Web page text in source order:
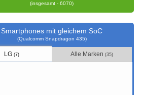
(insgesamt - 6070)
Smartphones mit gleichem SoC
(Qualcomm Snapdragon 435)
LG(7) Alle Marken(35)